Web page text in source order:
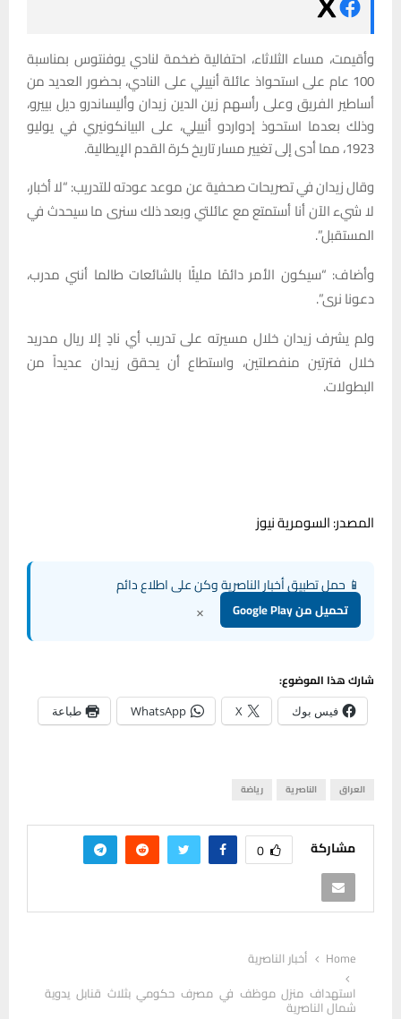
وأقيمت، مساء الثلاثاء، احتفالية ضخمة لنادي يوفنتوس بمناسبة
100 عام على استحواذ عائلة أنييلي على النادي، بحضور العديد من
أساطير الفريق وعلى رأسهم زين الدين زيدان وأليساندرو ديل بييرو،
وذلك بعدما استحوذ إدواردو أنييلي، على البيانكونيري في يوليو
1923، مما أدى إلى تغيير مسار تاريخ كرة القدم الإيطالية.
وقال زيدان في تصريحات صحفية عن موعد عودته للتدريب: “لا أخبار،
لا شيء الآن أنا أستمتع مع عائلتي وبعد ذلك سنرى ما سيحدث في
المستقبل”.
وأضاف: “سيكون الأمر دائمًا مليئًا بالشائعات طالما أنني مدرب،
دعونا نرى”.
ولم يشرف زيدان خلال مسيرته على تدريب أي نادٍ إلا ريال مدريد
خلال فترتين منفصلتين، واستطاع أن يحقق زيدان عديداً من
البطولات.
المصدر: السومرية نيوز
📱 حمل تطبيق أخبار الناصرية وكن على اطلاع دائم
تحميل من Google Play ×
شارك هذا الموضوع:
فيس بوك X
WhatsApp طباعة
العراق الناصرية رياضة
مشاركة 0
Home
أخبار الناصرية
استهداف منزل موظف في مصرف حكومي بثلاث قنابل يدوية
شمال الناصرية